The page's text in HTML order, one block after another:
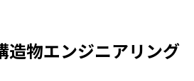
造物エンジニアリング